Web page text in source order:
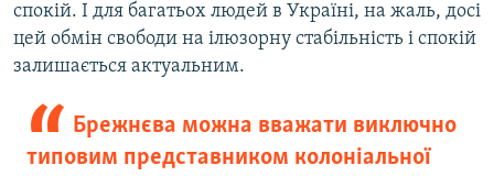
спокій. І для багатьох людей в Україні, на жаль, досі
цей обмін свободи на ілюзорну стабільність і спокій
залишається актуальним.
Брежнєва можна вважати виключно
типовим представником колоніальної